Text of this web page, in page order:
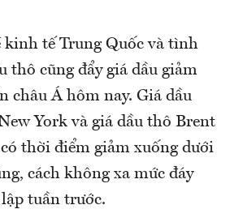
kinh tế Trung Quốc và tình
thô cũng đẩy giá dầu giảm
châu Á hôm nay. Giá dầu
York và giá dầu thô Brent
thời điểm giảm xuống dưới
cách không xa mức đáy
tuần trước.